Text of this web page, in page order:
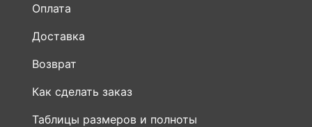
Оплата
Доставка
Возврат
Как сделать заказ
Таблицы размеров и полноты